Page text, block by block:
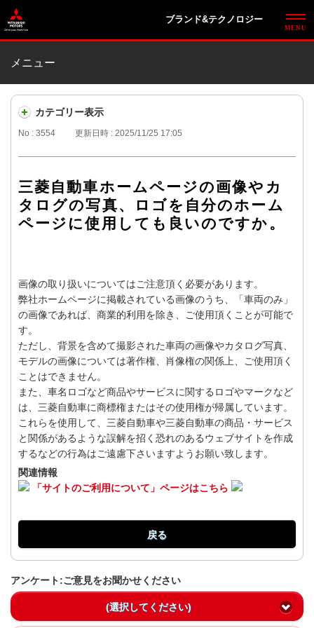
ブランド&テクノロジー
メニュー
カテゴリー表示
No : 3554 更新日時 : 2025/11/25 17:05
三菱自動車ホームページの画像やカ
タログの写真、ロゴを自分のホーム
ページに使用しても良いのですか。
画像の取り扱いについてはご注意頂く必要があります。
弊社ホームページに掲載されている画像のうち、「車両のみ」
の画像であれば、商業的利用を除き、ご使用頂くことが可能で
す。
ただし、背景を含めて撮影された車両の画像やカタログ写真、
モデルの画像については著作権、肖像権の関係上、ご使用頂く
ことはできません。
また、車名ロゴなど商品やサービスに関するロゴやマークなど
は、三菱自動車に商標権またはその使用権が帰属しています。
これらを使用して、三菱自動車や三菱自動車の商品・サービス
と関係があるような誤解を招く恐れのあるウェブサイトを作成
するなどの行為はご遠慮下さいますようお願い致します。
関連情報
「サイトのご利用について」ページはこちら
戻る
アンケート:ご意見をお聞かせください
(選択してください)